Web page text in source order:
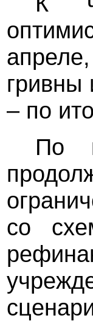
гривны
– по
По
со